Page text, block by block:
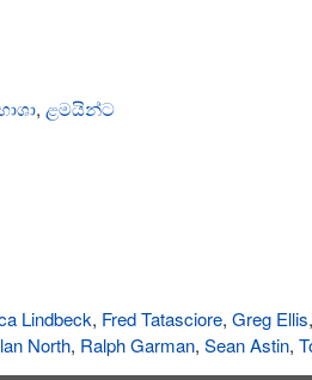
, ළමයින්ට
Lindbeck, Fred Tatasciore, Greg Ellis,
North, Ralph Garman, Sean Astin,